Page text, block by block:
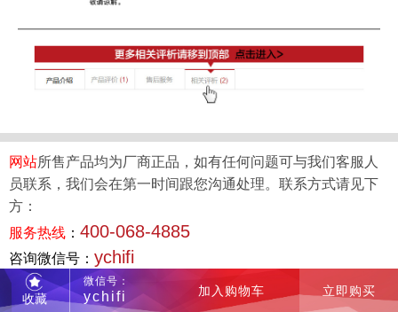
网站所售产品均为厂商正品，如有任何问题可与我们客服人
员联系，我们会在第一时间跟您沟通处理。联系方式请见下
方：
服务热线 ： 400-068-4885
咨询微信号： ychifi
收藏
微信号：
ychifi 加入购物车 立即购买